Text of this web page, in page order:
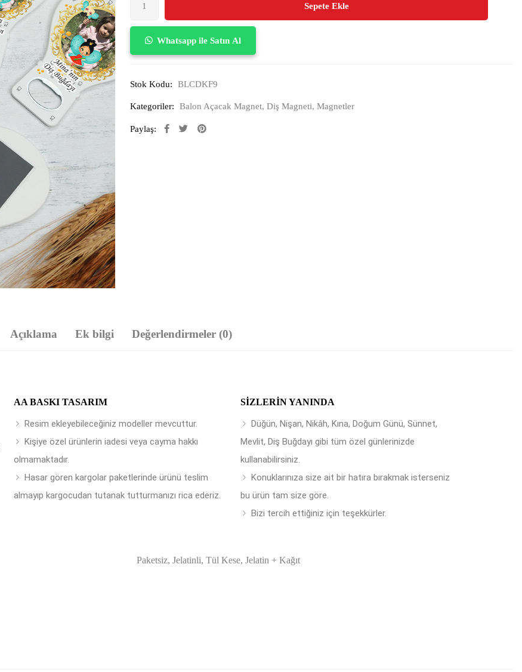
Sepete Ekle
Whatsapp ile Satın Al
Stok Kodu: BLCDKF9
Kategoriler: Balon Açacak Magnet, Diş Magneti, Magnetler
Paylaş:
Açıklama Ek bilgi Değerlendirmeler (0)
AA BASKI TASARIM
Resim ekleyebileceğiniz modeller mevcuttur.
Kişiye özel ürünlerin iadesi veya cayma hakkı
olmamaktadır.
Hasar gören kargolar paketlerinde ürünü teslim
almayıp kargocudan tutanak tutturmanızı rica ederiz.
SIZLERIN YANINDA
Düğün, Nişan, Nikâh, Kına, Doğum Günü, Sünnet,
Mevlit, Diş Buğdayı gibi tüm özel günlerinizde
kullanabilirsiniz.
Konuklarınıza size ait bir hatıra bırakmak isterseniz
bu ürün tam size göre.
Bizi tercih ettiğiniz için teşekkürler.
Paketsiz, Jelatinli, Tül Kese, Jelatin + Kağıt